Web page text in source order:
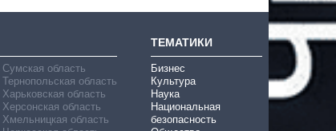
Сумская область
Тернопольская область
Харьковская область
Херсонская область
Хмельницкая область
ТЕМАТИКИ
Бизнес
Культура
Наука
Национальная
безопасность